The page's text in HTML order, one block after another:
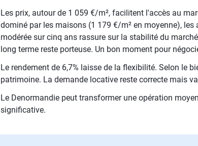
Les prix, autour de 1 059 €/m², facilitent l'accès au
dominé par les maisons (1 179 €/m² en moyenne),
modérée sur cinq ans rassure sur la stabilité du
long terme reste porteuse. Un bon moment pour
Le rendement de 6,7% laisse de la flexibilité. Selon le
patrimoine. La demande locative reste correcte mais
Le Denormandie peut transformer une opération
significative.